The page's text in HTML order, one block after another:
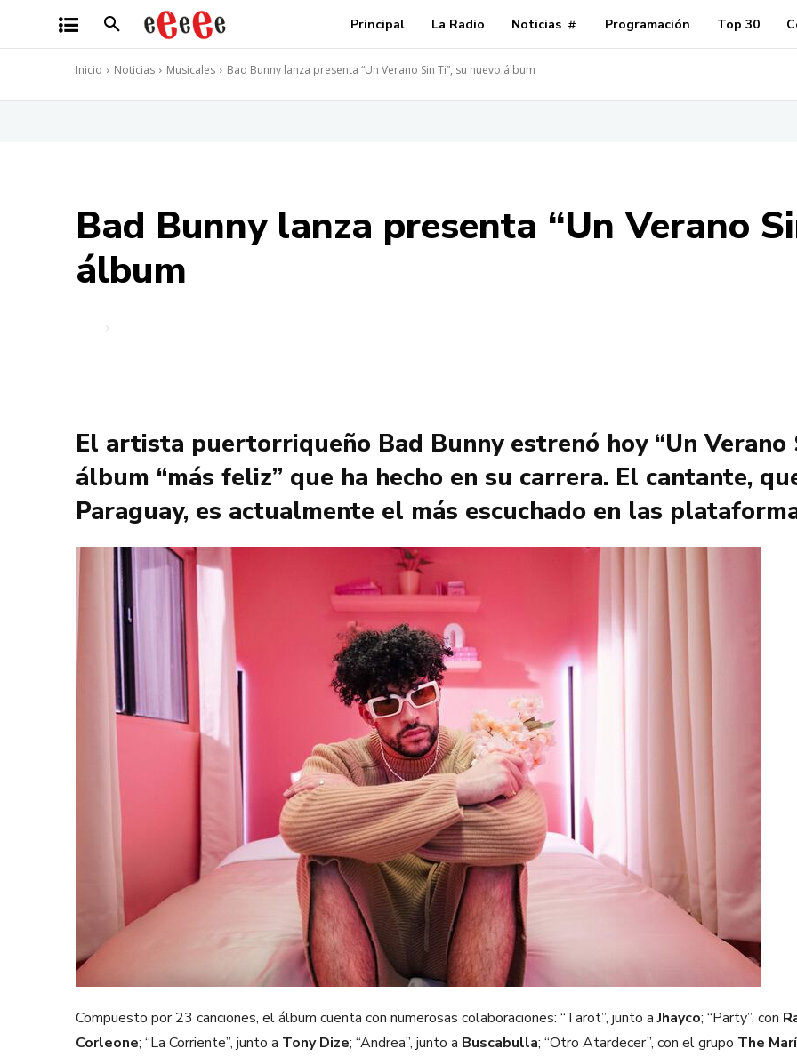
Principal La Radio Noticias Programación Top 30
Inicio Noticias Musicales Bad Bunny lanza presenta “Un Verano Sin Ti”, su nuevo álbum
Bad Bunny lanza presenta “Un Verano
álbum
El artista puertorriqueño Bad Bunny estrenó hoy “Un Verano
álbum “más feliz” que ha hecho en su carrera. El cantante,
Paraguay, es actualmente el más escuchado en las
Compuesto por 23 canciones, el álbum cuenta con numerosas colaboraciones: “Tarot”, junto aJhayco; “Party”, con
Corleone; “La Corriente”, junto a Tony Dize; “Andrea”, junto a Buscabulla; “Otro Atardecer”, con el grupo The